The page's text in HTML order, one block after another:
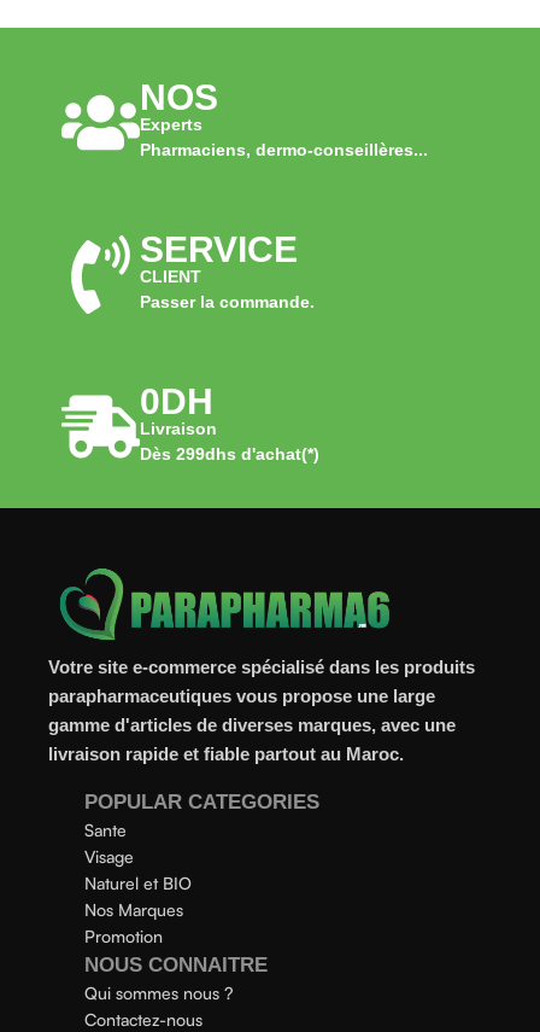
NOS
Experts
Pharmaciens, dermo-conseillères...
SERVICE
CLIENT
Passer la commande.
0DH
Livraison
Dès 299dhs d'achat(*)
Votre site e-commerce spécialisé dans les produits
parapharmaceutiques vous propose une large
gamme d'articles de diverses marques, avec une
livraison rapide et fiable partout au Maroc.
POPULAR CATEGORIES
Sante
Visage
Naturel et BIO
Nos Marques
Promotion
NOUS CONNAITRE
Qui sommes nous ?
Contactez-nous